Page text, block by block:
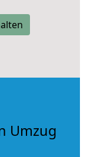
Umzug